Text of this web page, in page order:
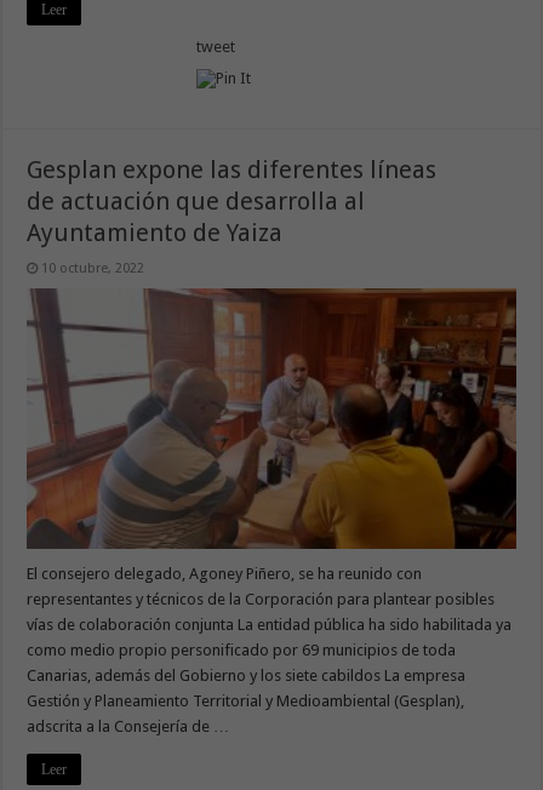
Leer
tweet
Gesplan expone las diferentes líneas
de actuación que desarrolla al
Ayuntamiento de Yaiza
10 octubre, 2022
El consejero delegado, Agoney Piñero, se ha reunido con
representantes y técnicos de la Corporación para plantear posibles
vías de colaboración conjunta La entidad pública ha sido habilitada ya
como medio propio personificado por 69 municipios de toda
Canarias, además del Gobierno y los siete cabildos La empresa
Gestión y Planeamiento Territorial y Medioambiental (Gesplan),
adscrita a la Consejería de …
Leer